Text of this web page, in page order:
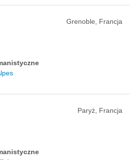
Grenoble, Francja
Paryż, Francja